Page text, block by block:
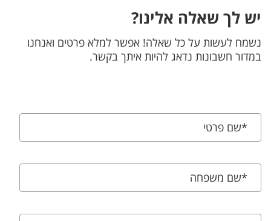
קורס חוזר
חזרה על קורסים תחושב כתוספת לתוכנית הלימודים לתואר
יש לך שאלה אלינו?
נשמח לעשות על כל שאלה! אפשר למלא פרטים ואנחנו
במדור חשבונות נדאג להיות איתך בקשר.
*שם פרטי
*שם משפחה